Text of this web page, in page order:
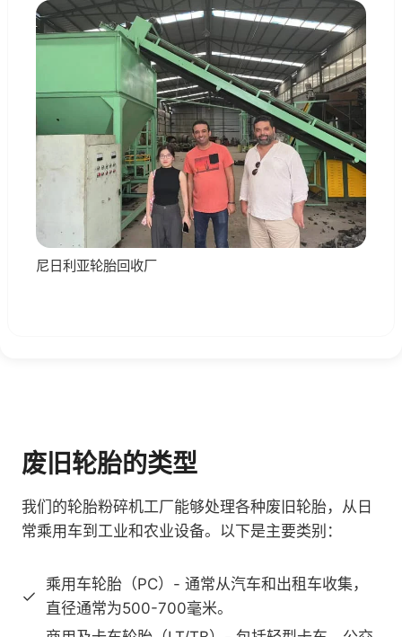
尼日利亚轮胎回收厂
废旧轮胎的类型
我们的轮胎粉碎机工厂能够处理各种废旧轮胎，从日
常乘用车到工业和农业设备。以下是主要类别：
乘用车轮胎（PC）- 通常从汽车和出租车收集，
直径通常为500-700毫米。